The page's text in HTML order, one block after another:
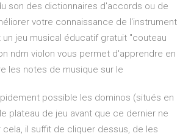
son des dictionnaires d'accords ou de
votre connaissance de l'instrument
un jeu musical éducatif gratuit "couteau
ndm violon vous permet d'apprendre en
les notes de musique sur le
possible les dominos (situés en
plateau de jeu avant que ce dernier ne
il suffit de cliquer dessus, de les